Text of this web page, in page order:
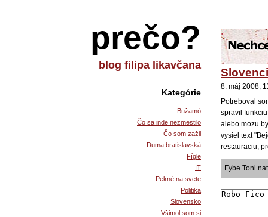
prečo?
blog filipa likavčana
Kategórie
Bužamó
Čo sa inde nezmestilo
Čo som zažil
Duma bratislavská
Fígle
IT
Pekné na svete
Politika
Slovensko
Všimol som si
8. máj 2008,
Potreboval
spravil
alebo mozu
vysiel text
restauraciu,
Fybe Toni